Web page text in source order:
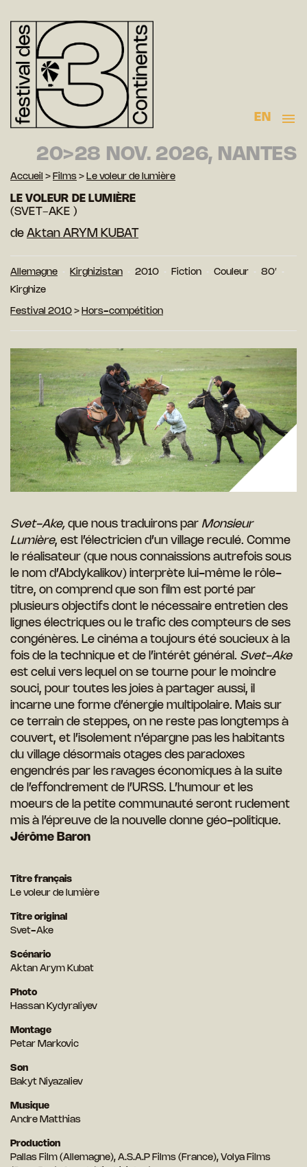
EN
20>28 NOV. 2026, NANTES
Accueil > Films > Le voleur de lumière
LE VOLEUR DE LUMIÈRE
(SVET-AKE )
de Aktan ARYM KUBAT
Allemagne Kirghizistan 2010 Fiction Couleur
80′
Kirghize
Festival 2010 > Hors-compétition
Svet-Ake, que nous traduirons par Monsieur
Lumière, est l’électricien d’un village reculé. Comme
le réalisateur (que nous connaissions autrefois sous
le nom d’Abdykalikov) interprète lui-même le rôle-
titre, on comprend que son film est porté par
plusieurs objectifs dont le nécessaire entretien des
lignes électriques ou le trafic des compteurs de ses
congénères. Le cinéma a toujours été soucieux à la
fois de la technique et de l’intérêt général. Svet-Ake
est celui vers lequel on se tourne pour le moindre
souci, pour toutes les joies à partager aussi, il
incarne une forme d’énergie multipolaire. Mais sur
ce terrain de steppes, on ne reste pas longtemps à
couvert, et l’isolement n’épargne pas les habitants
du village désormais otages des paradoxes
engendrés par les ravages économiques à la suite
de l’effondrement de l’URSS. L’humour et les
moeurs de la petite communauté seront rudement
mis à l’épreuve de la nouvelle donne géo-politique.
Jérôme Baron
Titre français
Le voleur de lumière
Titre original
Svet-Ake
Scénario
Aktan Arym Kubat
Photo
Hassan Kydyraliyev
Montage
Petar Markovic
Son
Bakyt Niyazaliev
Musique
Andre Matthias
Production
Pallas Film (Allemagne), A.S.A.P Films (France), Volya Films